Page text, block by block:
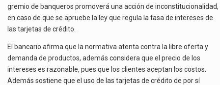
gremio de banqueros promoverá una acción de inconstitucionalidad,
en caso de que se apruebe la ley que regula la tasa de intereses de
las tarjetas de crédito.
El bancario afirma que la normativa atenta contra la libre oferta y
demanda de productos, además considera que el precio de los
intereses es razonable, pues que los clientes aceptan los costos.
Además sostiene que el uso de las tarjetas de crédito de por sí